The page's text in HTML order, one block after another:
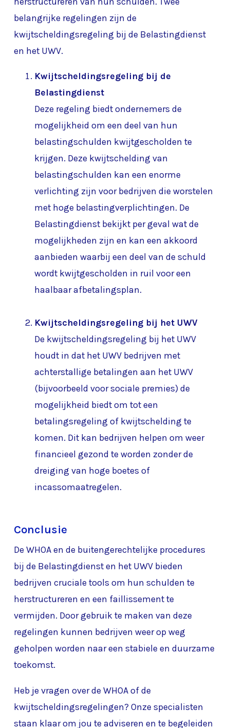
belangrijke regelingen zijn de
kwijtscheldingsregeling bij de Belastingdienst
en het UWV.
Kwijtscheldingsregeling bij de
Belastingdienst
Deze regeling biedt ondernemers de
mogelijkheid om een deel van hun
belastingschulden kwijtgescholden te
krijgen. Deze kwijtschelding van
belastingschulden kan een enorme
verlichting zijn voor bedrijven die worstelen
met hoge belastingverplichtingen. De
Belastingdienst bekijkt per geval wat de
mogelijkheden zijn en kan een akkoord
aanbieden waarbij een deel van de schuld
wordt kwijtgescholden in ruil voor een
haalbaar afbetalingsplan.
Kwijtscheldingsregeling bij het UWV
De kwijtscheldingsregeling bij het UWV
houdt in dat het UWV bedrijven met
achterstallige betalingen aan het UWV
(bijvoorbeeld voor sociale premies) de
mogelijkheid biedt om tot een
betalingsregeling of kwijtschelding te
komen. Dit kan bedrijven helpen om weer
financieel gezond te worden zonder de
dreiging van hoge boetes of
incassomaatregelen.
Conclusie
De WHOA en de buitengerechtelijke procedures
bij de Belastingdienst en het UWV bieden
bedrijven cruciale tools om hun schulden te
herstructureren en een faillissement te
vermijden. Door gebruik te maken van deze
regelingen kunnen bedrijven weer op weg
geholpen worden naar een stabiele en duurzame
toekomst.
Heb je vragen over de WHOA of de
kwijtscheldingsregelingen? Onze specialisten
staan klaar om jou te adviseren en te begeleiden